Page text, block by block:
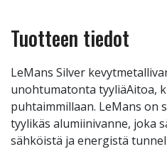
Tuotteen tiedot
LeMans Silver
unohtumatonta tyyliäAitoa,
puhtaimmillaan. LeMans on
tyylikäs alumiinivanne, joka
sähköistä ja energistä